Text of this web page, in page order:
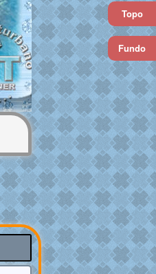
Topo
Fundo